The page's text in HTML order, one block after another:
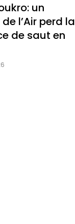
un
l’Air perd la
de saut en